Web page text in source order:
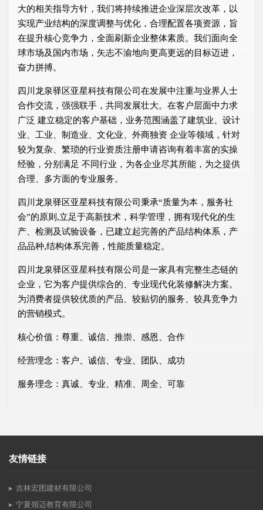
大的相关指导方针，我们将持续推进企业深层次改革，以
实现产业结构的深度调整与优化，合理配置各项资源，旨
在提升核心竞争力，全面刷新企业整体素质。我们面向全
球市场及国内市场，矢志不渝地向更高更远的目标迈进，
奋力拼搏。
四川龙泉驿区亚星科技有限公司在发展中注重与业界人士
合作交流，强强联手，共同发展壮大。在客户层面中力求
广泛 建立稳定的客户基础，业务范围涵盖了建筑业、设计
业、工业、制造业、文化业、外商独资 企业等领域，针对
较为复杂、繁琐的行业资质注册申请咨询有着丰富的实操
经验，分别满足 不同行业，为各企业尽其所能，为之提供
合理、多方面的专业服务。
四川龙泉驿区亚星科技有限公司秉承“质量为本，服务社
会”的原则,立足于高新技术，科学管理，拥有现代化的生
产、检测及试验设备，已建立起完善的产品结构体系，产
品品种,结构体系完善，性能质量稳定。
四川龙泉驿区亚星科技有限公司是一家具有完整生态链的
企业，它为客户提供综合的、专业现代化装修解决方案。
为消费者提供较优质的产品、较贴切的服务、较具竞争力
的营销模式。
核心价值：尊重、诚信、推崇、感恩、合作
经营理念：客户、诚信、专业、团队、成功
服务理念：真诚、专业、精准、周全、可靠
友情链接
吉林宏图建材有限公司
宁夏领迈教育有限公司